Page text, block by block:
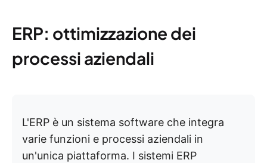
ERP: ottimizzazione dei
processi aziendali
L'ERP è un sistema software che integra
varie funzioni e processi aziendali in
un'unica piattaforma. I sistemi ERP